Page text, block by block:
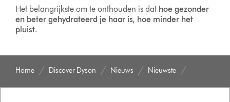
Het belangrijkste om te onthouden is dat hoe gezonder
en beter gehydrateerd je haar is, hoe minder het
pluist.
Home Discover Dyson Nieuws Nieuwste